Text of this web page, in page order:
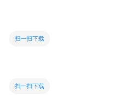
扫一扫下载
扫一扫下载